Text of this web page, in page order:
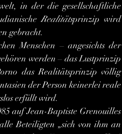
in der die gesellschaftliche
Realitätsprinzip wird
gebracht.
werden – das Lustprinzip
das Realitätsprinzip völlig
der Person keinerlei reale
erfüllt wird.
auf Jean-Baptiste Grenouilles
Beteiligten „sich von ihm an